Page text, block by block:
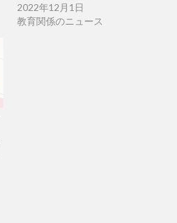
2022年12月1日
教育関係のニュース